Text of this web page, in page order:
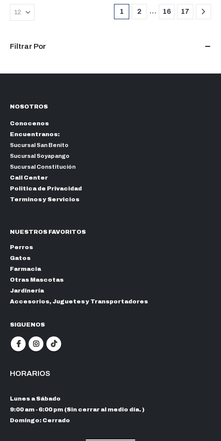
1 2 … 16 17
Filtrar Por
NOSOTROS
Conocenos
Encuentranos:
Sucursal San Benito
Sucursal Soyapango
Sucursal Constitución
Call Center
Politica de Privacidad
Terminos y Servicios
NUESTROS FAVORITOS
Perros
Gatos
Farmacia
Otras Mascotas
Jardinería
Accesorios, Juguetes y Transportadores
SIGUENOS
HORARIOS
Lunes a Sábado
9:00 am - 6:00 pm (Sin cerrar al medio día. )
Domingo: Cerrado